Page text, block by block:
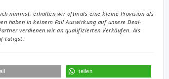
nimmst, erhalten wir oftmals eine kleine Provision als
haben in keinem Fall Auswirkung auf unsere Deal-
verdienen wir an qualifizierten Verkäufen. Als
tätigst.
teilen